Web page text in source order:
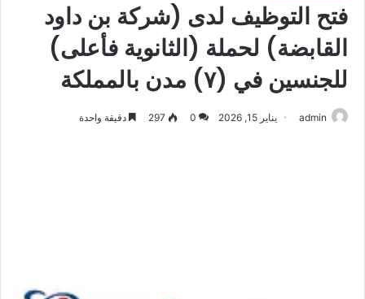
فتح التوظيف لدى (شركة بن داود
القابضة) لحملة (الثانوية فأعلى)
للجنسين في (٧) مدن بالمملكة
admin يناير 15, 2026 0
297 دقيقة واحدة